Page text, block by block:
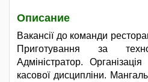
Описание
Вакансії до команди
Приготування за
Адміністратор.
касової дисципліни.